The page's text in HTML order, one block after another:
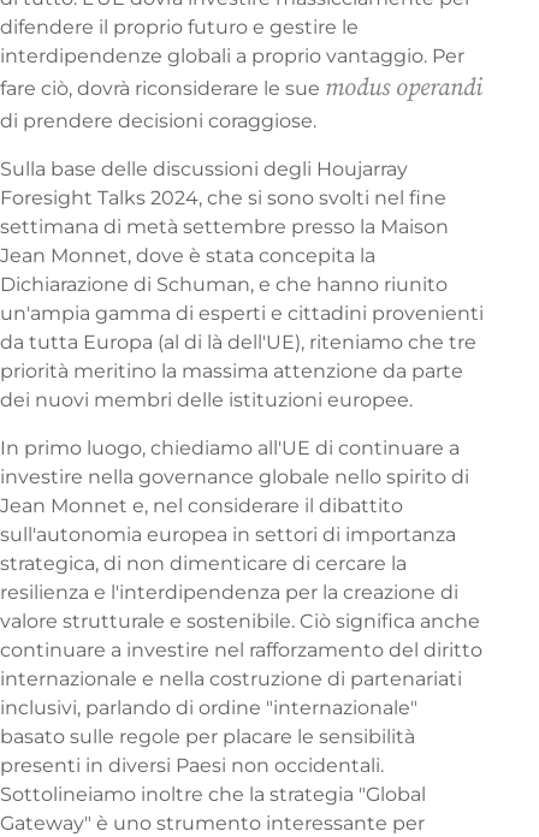
difendere il proprio futuro e gestire le
interdipendenze globali a proprio vantaggio. Per
fare ciò, dovrà riconsiderare le sue modus operandi
di prendere decisioni coraggiose.
Sulla base delle discussioni degli Houjarray
Foresight Talks 2024, che si sono svolti nel fine
settimana di metà settembre presso la Maison
Jean Monnet, dove è stata concepita la
Dichiarazione di Schuman, e che hanno riunito
un'ampia gamma di esperti e cittadini provenienti
da tutta Europa (al di là dell'UE), riteniamo che tre
priorità meritino la massima attenzione da parte
dei nuovi membri delle istituzioni europee.
In primo luogo, chiediamo all'UE di continuare a
investire nella governance globale nello spirito di
Jean Monnet e, nel considerare il dibattito
sull'autonomia europea in settori di importanza
strategica, di non dimenticare di cercare la
resilienza e l'interdipendenza per la creazione di
valore strutturale e sostenibile. Ciò significa anche
continuare a investire nel rafforzamento del diritto
internazionale e nella costruzione di partenariati
inclusivi, parlando di ordine "internazionale"
basato sulle regole per placare le sensibilità
presenti in diversi Paesi non occidentali.
Sottolineiamo inoltre che la strategia "Global
Gateway" è uno strumento interessante per